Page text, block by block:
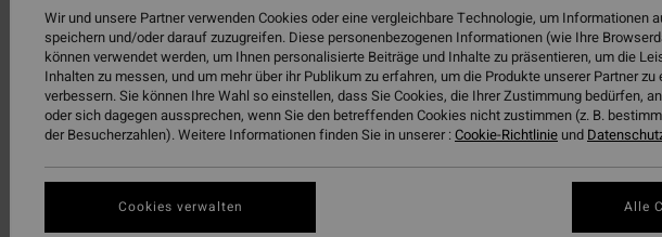
€
Wir und unsere Partner verwenden Cookies oder eine vergleichbare Technologie, um Informationen
speichern und/oder darauf zuzugreifen. Diese personenbezogenen Informationen (wie Ihre
können verwendet werden, um Ihnen personalisierte Beiträge und Inhalte zu präsentieren, um die
Inhalten zu messen, und um mehr über ihr Publikum zu erfahren, um die Produkte unserer Partner
verbessern. Sie können Ihre Wahl so einstellen, dass Sie Cookies, die Ihrer Zustimmung bedürfen,
oder sich dagegen aussprechen, wenn Sie den betreffenden Cookies nicht zustimmen (z. B.
der Besucherzahlen). Weitere Informationen finden Sie in unserer :Cookie-Richtlinie und
Cookies verwalten Alle